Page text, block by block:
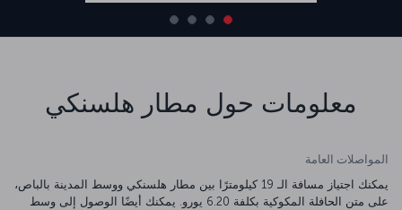
معلومات حول مطار هلسنكي
المواصلات العامة
يمكنك اجتياز مسافة الـ 19 كيلومترًا بين مطار هلسنكي ووسط المدينة بالباص،
على متن الحافلة المكوكية بكلفة 6.20 يورو. يمكنك أيضًا الوصول إلى وسط